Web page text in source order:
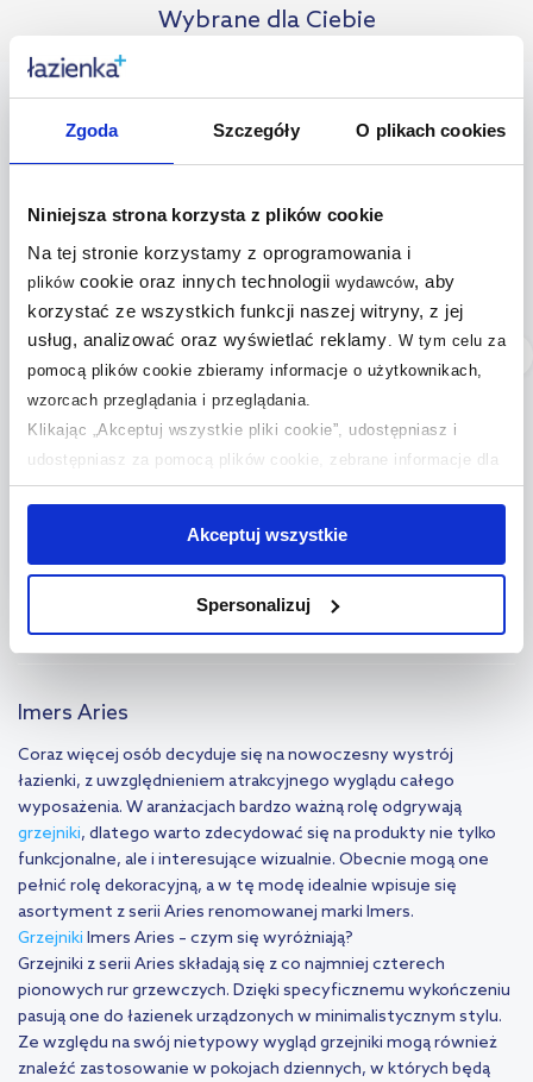
Zgoda Szczegóły O plikach cookies
Niniejsza strona korzysta z plików cookie
Na tej stronie korzystamy z oprogramowania i
plikówcookie oraz innych technologii wydawców, aby
korzystać ze wszystkich funkcji naszej witryny, z jej
usług, analizować oraz wyświetlać reklamy
W tym celu za
pomocą plików cookie zbieramy informacje o użytkownikach,
wzorcach przeglądania i przeglądania.
Klikając „Akceptuj wszystkie pliki cookie”, udostępniasz i
udostępniasz za pomocą plików cookie, zebrane informacje dla
użytkowników zewnętrznych, a także nasi partnerzy reklamowi.
jednak, że zablokowane niektóre pliki cookie mogą mieć wpływ
na sposób dostarczania treści niedostosowanych do potrzeb
przejdź do zakładek „Informacje o plikach cookie”.
Akceptuj wszystkie
Spersonalizuj
Wybrane dla Ciebie
Dostępność:24h!
Geberit Duofix
wsporniki dystansowe
111.815.00.1
149,99zł
Dostępność:24h!
Omnires Ottawa miska
WC z deską
wolnoopadającą biały
połysk OTTAWAMWBP
789,99zł
Imers Aries
Coraz więcej osób decyduje się na nowoczesny wystrój
łazienki, z uwzględnieniem atrakcyjnego wyglądu całego
wyposażenia. W aranżacjach bardzo ważną rolę odgrywają
grzejniki, dlatego warto zdecydować się na produkty nie tylko
funkcjonalne, ale i interesujące wizualnie. Obecnie mogą one
pełnić rolę dekoracyjną, a w tę modę idealnie wpisuje się
asortyment z serii Aries renomowanej marki Imers.
Grzejniki Imers Aries – czym się wyróżniają?
Grzejniki z serii Aries składają się z co najmniej czterech
pionowych rur grzewczych. Dzięki specyficznemu wykończeniu
pasują one do łazienek urządzonych w minimalistycznym stylu.
Ze względu na swój nietypowy wygląd grzejniki mogą również
znaleźć zastosowanie w pokojach dziennych, w których będą